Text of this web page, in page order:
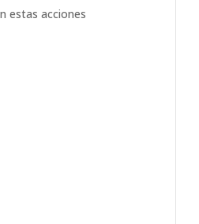
estas acciones